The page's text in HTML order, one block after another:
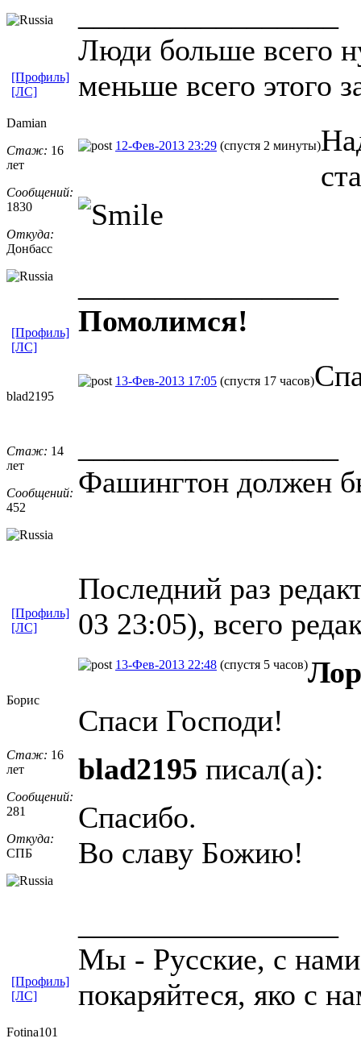
Люди больше всего
меньше всего этого
[Профиль]
[ЛС]
Damian
Стаж: 16
лет
Сообщений:
1830
Откуда:
Донбасс
12-Фев-2013 23:29 (спустя 2 минуты)
Помолимся!
[Профиль]
[ЛС]
blad2195
Стаж: 14
лет
Сообщений:
452
13-Фев-2013 17:05 (спустя 17 часов)
Фашингтон должен
Последний раз
03 23:05), всего
[Профиль]
[ЛС]
Борис
Стаж: 16
лет
Сообщений:
281
Откуда:
СПБ
13-Фев-2013 22:48 (спустя 5 часов)
Спаси Господи!
blad2195 писал(а):
Спасибо.
Во славу Божию!
Мы - Русские, с
покаряйтеся, яко с
[Профиль]
[ЛС]
Fotina101